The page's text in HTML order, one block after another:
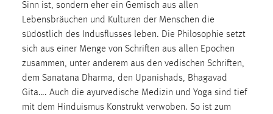
Sinn ist, sondern eher ein Gemisch aus allen
Lebensbräuchen und Kulturen der Menschen die
südöstlich des Indusflusses leben. Die Philosophie setzt
sich aus einer Menge von Schriften aus allen Epochen
zusammen, unter anderem aus den vedischen Schriften,
dem Sanatana Dharma, den Upanishads, Bhagavad
Gita…. Auch die ayurvedische Medizin und Yoga sind tief
mit dem Hinduismus Konstrukt verwoben. So ist zum